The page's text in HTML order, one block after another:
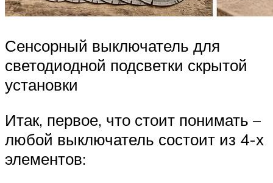
Сенсорный выключатель для
светодиодной подсветки скрытой
установки
Итак, первое, что стоит понимать –
любой выключатель состоит из 4-х
элементов: